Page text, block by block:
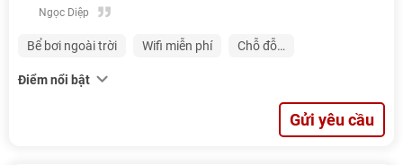
quán sữa chua rất ngon, đáng trải nghiệm.
Ngọc Diệp
Bể bơi ngoài trời Wifi miễn phí Chỗ đỗ…
Điểm nổi bật
Gửi yêu cầu